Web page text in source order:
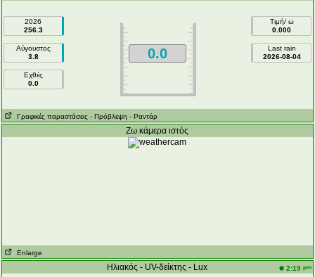
2026
256.3
Αύγουστος
3.8
Εχθές
0.0
0.0
Τιμή/ ω
0.000
Last rain
2026-08-04
Γραφικές παραστάσεις - Πρόβλεψη - Ραντάρ
Ζω κάμερα ιστός
Enlarge
Ηλιακός - UV-δείκτης - Lux 2:19 pm